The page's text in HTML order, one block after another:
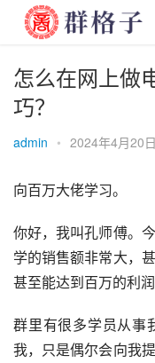
怎么在网上做
巧？
admin • 2024年4月20
向百万大佬学习。
你好，我叫孔师傅。
学的销售额非常大，
甚至能达到百万的利
群里有很多学员从事
我，只是偶尔会向我